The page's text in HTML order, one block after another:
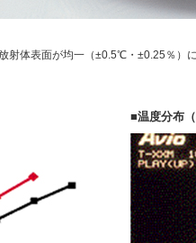
射体表面が均一（±0.5℃・±0.25％）
■温度分布